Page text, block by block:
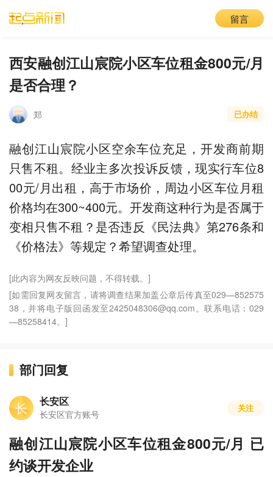
留言
西安融创江山宸院小区车位租金800元/月
是否合理？
郑 已办结
融创江山宸院小区空余车位充足，开发商前期
只售不租。经业主多次投诉反馈，现实行车位8
00元/月出租，高于市场价，周边小区车位月租
价格均在300~400元。开发商这种行为是否属于
变相只售不租？是否违反《民法典》第276条和
《价格法》等规定？希望调查处理。
[此内容为网友反映问题，不得转载。]
[如需回复网友留言，请将调查结果加盖公章后传真至029—852575
38，并将电子版回函发至2425048306@qq.com。联系电话：029
—85258414。]
部门回复
长 长安区
长安区官方账号
关注
融创江山宸院小区车位租金800元/月 已
约谈开发企业